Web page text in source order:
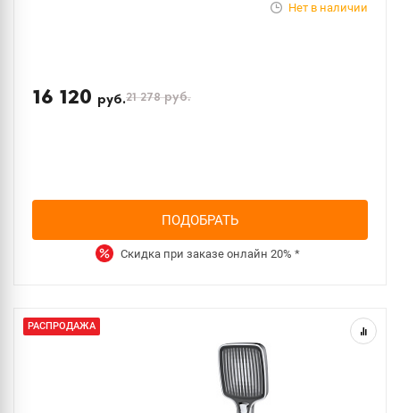
Нет в наличии
16 120 руб.21 278руб.
ПОДОБРАТЬ
Скидка при заказе онлайн 20% *
РАСПРОДАЖА